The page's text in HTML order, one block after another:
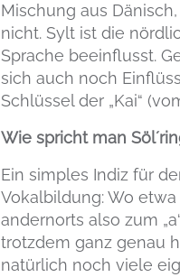
Mischung aus
nicht. Sylt ist die
Sprache beeinflusst.
sich auch noch
Schlüssel der „Kai“
Wie spricht man
Ein simples Indiz für
Vokalbildung: Wo etwa
andernorts also zum
trotzdem ganz genau
natürlich noch viele